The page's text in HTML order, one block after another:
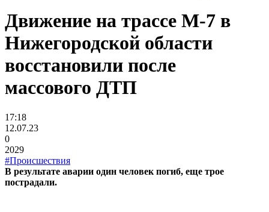
Движение на трассе М-7 в
Нижегородской области
восстановили после
массового ДТП
17:18
12.07.23
0
2029
#Происшествия
В результате аварии один человек погиб, еще трое
пострадали.